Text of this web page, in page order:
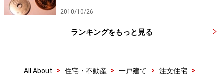
新されていくため、以下などを随時ウォッチしてみてく
ださい。
住宅金融支援機構ホームページ
2010/10/26
ランキングをもっと見る
All About > 住宅・不動産 > 一戸建て > 注文住宅
>